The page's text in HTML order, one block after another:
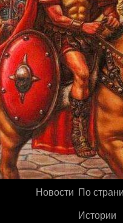
Новости По
Истории